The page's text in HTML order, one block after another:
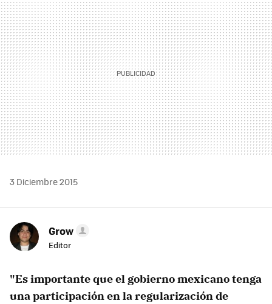
3 Diciembre 2015
Grow
Editor
"Es importante que el gobierno mexicano tenga
una participación en la regularización de